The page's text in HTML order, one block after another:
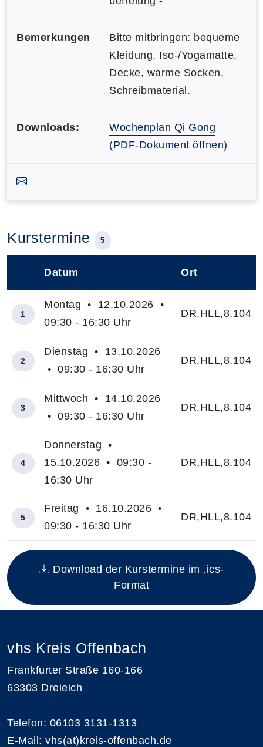
Bemerkungen
Bitte mitbringen: bequeme
Kleidung, Iso-/Yogamatte,
Decke, warme Socken,
Schreibmaterial.
Downloads:
Wochenplan Qi Gong
(PDF-Dokument öffnen)
Kurstermine 5
Übersicht über alle Kurstermine (5) mit Datum und
Datum Ort
1
Montag • 12.10.2026 •
09:30 - 16:30 Uhr
DR,HLL,8.104
2
Dienstag • 13.10.2026
• 09:30 - 16:30 Uhr
DR,HLL,8.104
3
Mittwoch • 14.10.2026
• 09:30 - 16:30 Uhr
DR,HLL,8.104
4
Donnerstag •
15.10.2026 • 09:30 -
16:30 Uhr
DR,HLL,8.104
5
Freitag • 16.10.2026 •
09:30 - 16:30 Uhr
DR,HLL,8.104
Download der Kurstermine im .ics-
Format
vhs Kreis Offenbach
Frankfurter Straße 160-166
63303 Dreieich
Telefon: 06103 3131-1313
E-Mail: vhs(at)kreis-offenbach.de